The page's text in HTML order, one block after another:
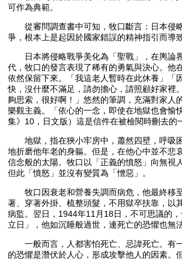
可作為典範。
從審問調查書中可知，牧口斷言：日本侵
爭，根本上是起因於國家錯誤的精神指引而導
日本將侵略戰爭美化為「聖戰」，在輿論
代，牧口的發言表現了稀有的勇氣與決心。他
依然保留下來。「我這老人暫時在此休養」「
快，沒什麼不滿足，請勿擔心，請照顧好家裡
夠思索，很好啊！」悠然的筆調，充滿對家人
樂觀主義。「依心的一念，即使在地獄也會愉
集》10，日文版）這是信件在被檢閱時刪去的
地獄，指在狹小牢房中，蕭然四壁，呼吸
地折磨他年老的身軀。但是，在他心中並不悲
信念般的太陽。牧口以「正義的憤怒」向無視
但此「憤怒」並沒有變質為「憎惡」。
牧口因衰老和營養失調而病危，他最終移
著、穿著外掛、梳整頭髮，不用獄卒扶靠，以
病監。翌日，1944年11月18日，不可思議的
立日」，他如沉睡般過世，連死亡的恐懼也無
一般而言，人都害怕死亡、忌諱死亡。有
的恐懼是潛伏於人心，形成攻擊他人的因素。